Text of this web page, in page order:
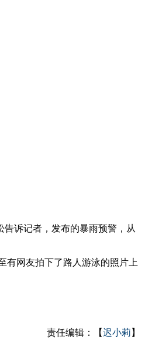
诉记者，发布的暴雨预警，从
网友拍下了路人游泳的照片上
责任编辑：【迟小莉 】